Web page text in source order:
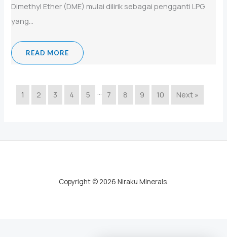
Dimethyl Ether (DME) mulai dilirik sebagai pengganti LPG
yang...
READ MORE
1 2 3 4 5 7 8 9 10 Next »
Copyright © 2026 Niraku Minerals.